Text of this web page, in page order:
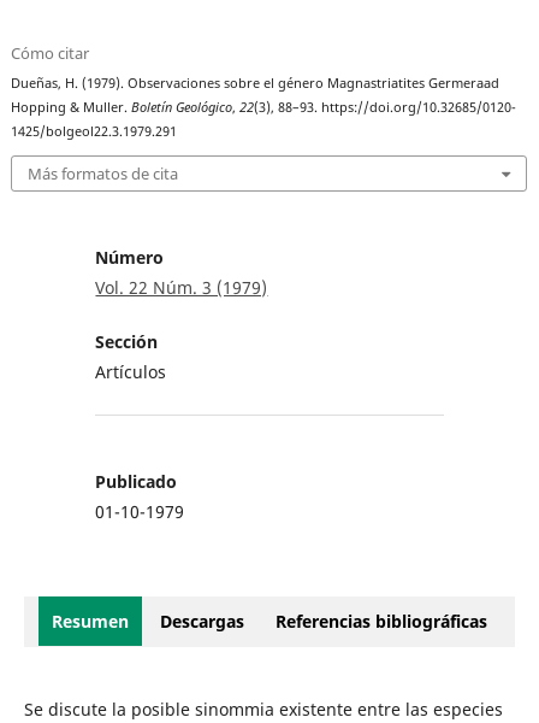
Cómo citar
Dueñas, H. (1979). Observaciones sobre el género Magnastriatites Germeraad
Hopping & Muller.Boletín Geológico,22(3), 88–93. https://doi.org/10.32685/0120-
1425/bolgeol22.3.1979.291
Más formatos de cita
Número
Vol. 22 Núm. 3 (1979)
Sección
Artículos
Publicado
01-10-1979
Resumen Descargas Referencias bibliográficas
Se discute la posible sinommia existente entre las especies